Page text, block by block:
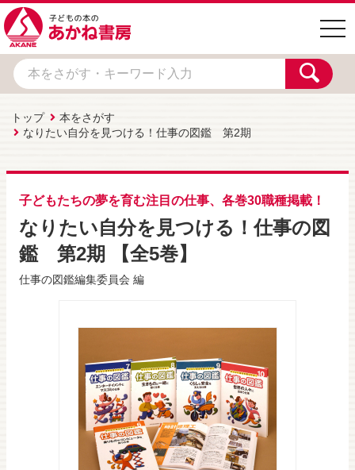
トップ
本をさがす
なりたい自分を見つける！仕事の図鑑 第2期
子どもたちの夢を育む注目の仕事、各巻30職種掲載！
なりたい自分を見つける！仕事の図
鑑 第2期 【全5巻】
仕事の図鑑編集委員会 編